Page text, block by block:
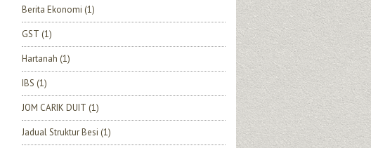
Berita Ekonomi (1)
GST (1)
Hartanah (1)
IBS (1)
JOM CARIK DUIT (1)
Jadual Struktur Besi (1)